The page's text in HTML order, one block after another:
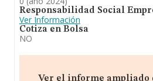
Responsabilidad Social
Ver Información
Cotiza en Bolsa
NO
Ver el informe ampliado